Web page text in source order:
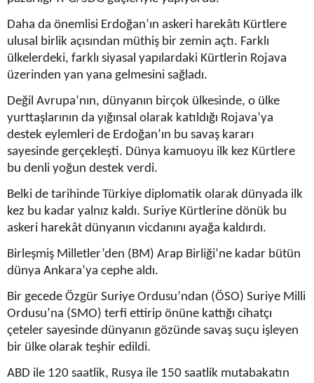
Daha da önemlisi Erdoğan’ın askeri harekâtı Kürtlere
ulusal birlik açısından müthiş bir zemin açtı. Farklı
ülkelerdeki, farklı siyasal yapılardaki Kürtlerin Rojava
üzerinden yan yana gelmesini sağladı.
Değil Avrupa’nın, dünyanın birçok ülkesinde, o ülke
yurttaşlarının da yığınsal olarak katıldığı Rojava’ya
destek eylemleri de Erdoğan’ın bu savaş kararı
sayesinde gerçekleşti. Dünya kamuoyu ilk kez Kürtlere
bu denli yoğun destek verdi.
Belki de tarihinde Türkiye diplomatik olarak dünyada ilk
kez bu kadar yalnız kaldı. Suriye Kürtlerine dönük bu
askeri harekât dünyanın vicdanını ayağa kaldırdı.
Birleşmiş Milletler’den (BM) Arap Birliği’ne kadar bütün
dünya Ankara’ya cephe aldı.
Bir gecede Özgür Suriye Ordusu’ndan (ÖSO) Suriye Milli
Ordusu’na (SMO) terfi ettirip önüne kattığı cihatçı
çeteler sayesinde dünyanın gözünde savaş suçu işleyen
bir ülke olarak teşhir edildi.
ABD ile 120 saatlik, Rusya ile 150 saatlik mutabakatın